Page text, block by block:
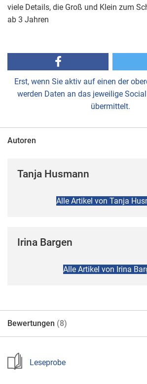
Leseprobe
viele Details, die Groß und Klein zum
ab 3 Jahren
Erst, wenn Sie aktiv auf einen der
werden Daten an das jeweilige
übermittelt.
Autoren
Tanja Husmann
Alle Artikel von Tanja
Irina Bargen
Alle Artikel von Irina
Bewertungen 8